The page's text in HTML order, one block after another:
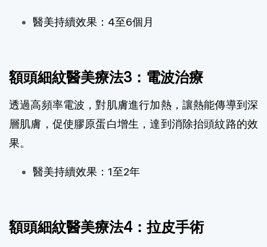
醫美持續效果：4至6個月
額頭細紋醫美療法3：電波治療
透過高頻率電波，對肌膚進行加熱，讓熱能傳導到深
層肌膚，促使膠原蛋白增生，達到消除抬頭紋路的效
果。
醫美持續效果：1至2年
額頭細紋醫美療法4：拉皮手術